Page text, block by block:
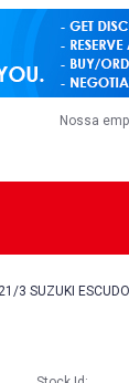
Nossa
3 SUZUKI ESCUDO